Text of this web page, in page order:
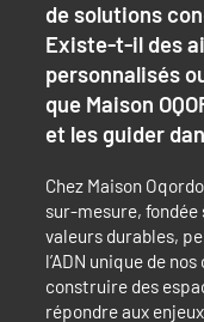
de solutions
Existe-t-il des
personnalisés
que Maison
et les guider
Chez Maison
sur-mesure, fondée
valeurs durables,
l’ADN unique de
construire des
répondre aux